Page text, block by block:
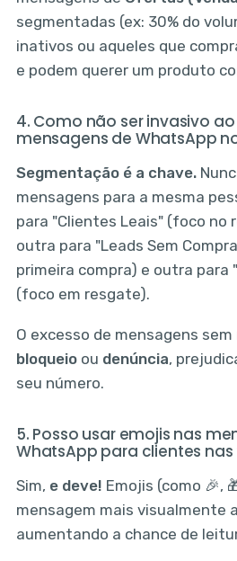
segmentadas (ex: 30% do
inativos ou aqueles que
e podem querer um produto
4. Como não ser invasivo
mensagens de WhatsApp
Segmentação é a chave.
mensagens para a mesma
para "Clientes Leais" (foco no
outra para "Leads Sem
primeira compra) e outra para
(foco em resgate).
O excesso de mensagens
bloqueioou denúncia,
seu número.
5. Posso usar emojis nas
WhatsApp para clientes nas
Sim, e deve! Emojis (como 🎉,
mensagem mais visualmente
aumentando a chance de